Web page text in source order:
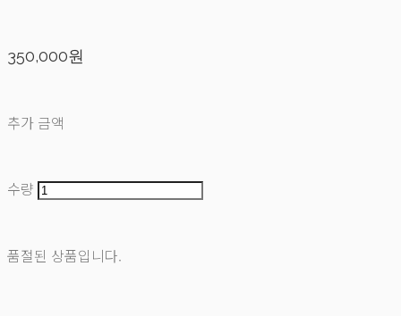
350,000원
추가 금액
수량
품절된 상품입니다.